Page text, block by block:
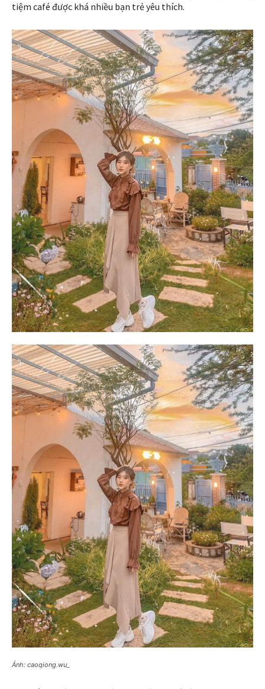
tiệm café được khá nhiều bạn trẻ yêu thích.
Ảnh: caoqiong.wu_